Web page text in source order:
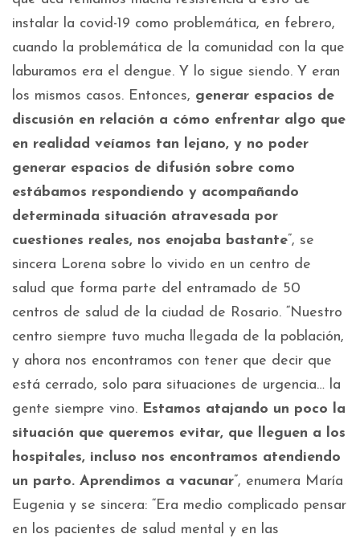
instalar la covid-19 como problemática, en febrero,
cuando la problemática de la comunidad con la que
laburamos era el dengue. Y lo sigue siendo. Y eran
los mismos casos. Entonces, generar espacios de
discusión en relación a cómo enfrentar algo que
en realidad veíamos tan lejano, y no poder
generar espacios de difusión sobre como
estábamos respondiendo y acompañando
determinada situación atravesada por
cuestiones reales, nos enojaba bastante”, se
sincera Lorena sobre lo vivido en un centro de
salud que forma parte del entramado de 50
centros de salud de la ciudad de Rosario. “Nuestro
centro siempre tuvo mucha llegada de la población,
y ahora nos encontramos con tener que decir que
está cerrado, solo para situaciones de urgencia… la
gente siempre vino. Estamos atajando un poco la
situación que queremos evitar, que lleguen a los
hospitales, incluso nos encontramos atendiendo
un parto. Aprendimos a vacunar”, enumera María
Eugenia y se sincera: “Era medio complicado pensar
en los pacientes de salud mental y en las